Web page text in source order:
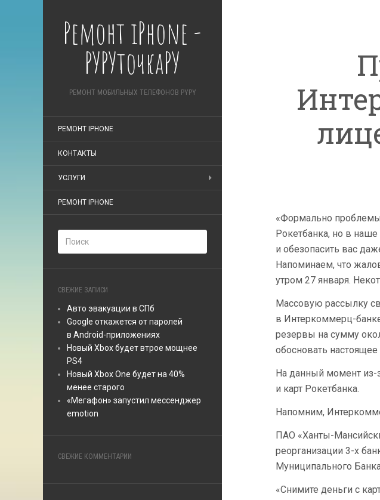
Ремонт iPhone -
РУРУточкаРУ
РЕМОНТ МОБИЛЬНЫХ ТЕЛЕФОНОВ PYPY
РЕМОНТ IPHONE
КОНТАКТЫ
УСЛУГИ
РЕМОНТ IPHONE
СВЕЖИЕ ЗАПИСИ
Авто эвакуации в СПб
Google откажется от паролей
в Android-приложениях
Новый Xbox будет втрое мощнее
PS4
Новый Xbox One будет на 40%
менее старого
«Мегафон» запустил мессенджер
emotion
СВЕЖИЕ КОММЕНТАРИИ
«Формально проблемы
Рокетбанка, но в
и обезопасить вас
Напоминаем, что
утром 27 января.
Массовую рассылку
в Интеркоммерц-
резервы на сумму
обосновать
На данный момент из-
и карт Рокетбанка.
Напомним,
ПАО «Ханты-
реорганизации 3-х
Муниципального
«Снимите деньги с